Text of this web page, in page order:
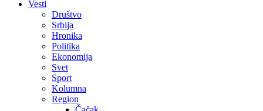
Vesti
Društvo
Srbija
Hronika
Politika
Ekonomija
Svet
Sport
Kolumna
Region